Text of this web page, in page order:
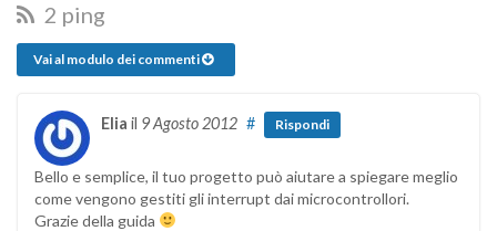
2 ping
Vai al modulo dei commenti
Elia il 9 Agosto 2012 # Rispondi
Bello e semplice, il tuo progetto può aiutare a spiegare meglio
come vengono gestiti gli interrupt dai microcontrollori.
Grazie della guida